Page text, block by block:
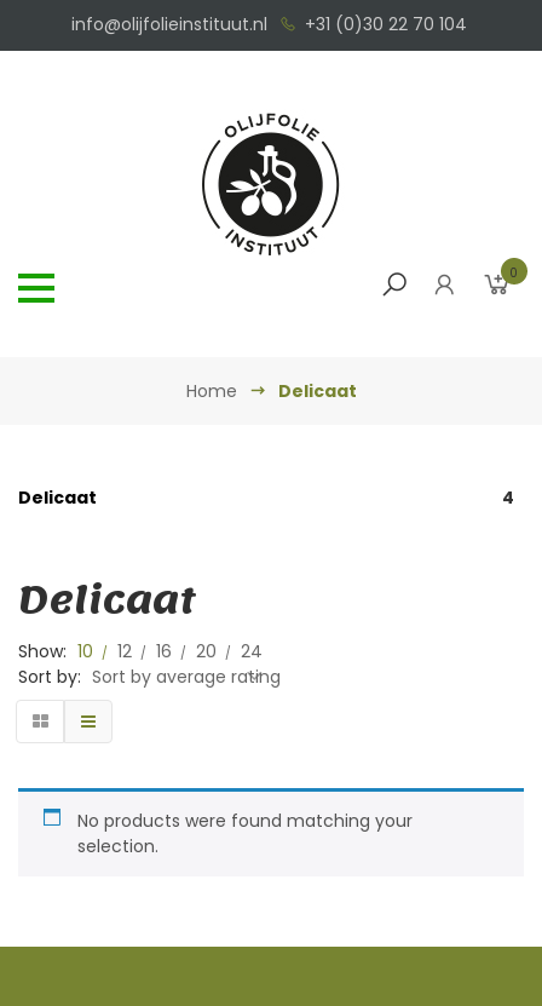
info@olijfolieinstituut.nl +31 (0)30 22 70 104
0
Home Delicaat
Delicaat 4
Delicaat
Show: 10 12 16 20
24
Sort by: Sort by average rating
No products were found matching your
selection.